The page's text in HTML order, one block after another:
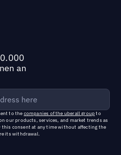
an
to the companies of the uberall groupto
our products, services, and market trends as
this consent at any time without affecting the
its withdrawal.